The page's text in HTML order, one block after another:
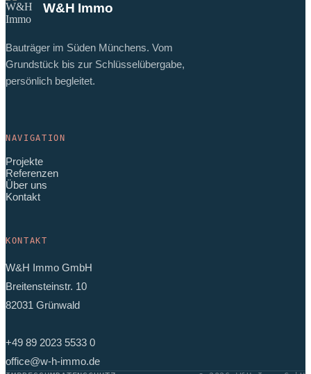
W&H Immo
Bauträger im Süden Münchens. Vom
Grundstück bis zur Schlüsselübergabe,
persönlich begleitet.
NAVIGATION
Projekte
Referenzen
Über uns
Kontakt
KONTAKT
W&H Immo GmbH
Breitensteinstr. 10
82031 Grünwald
+49 89 2023 5533 0
office@w-h-immo.de